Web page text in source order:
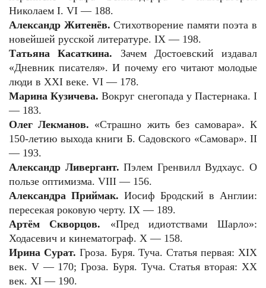
Николаем I. VI — 188.
Александр Житенёв.Стихотворение памяти поэта в
новейшей русской литературе. IX — 198.
Татьяна Касаткина. Зачем Достоевский издавал
«Дневник писателя». И почему его читают молодые
люди в XXI веке. VI — 178.
Марина Кузичева.Вокруг снегопада у Пастернака. I
— 183.
Олег Лекманов. «Страшно жить без самовара». К
150-летию выхода книги Б. Садовского «Самовар». II
— 193.
Александр Ливергант.Пэлем Гренвилл Вудхаус. О
пользе оптимизма. VIII — 156.
Александра Приймак. Иосиф Бродский в Англии:
пересекая роковую черту. IX — 189.
Артём Скворцов. «Пред идиотствами Шарло»:
Ходасевич и кинематограф. X — 158.
Ирина Сурат. Гроза. Буря. Туча. Статья первая: XIX
век. V — 170; Гроза. Буря. Туча. Статья вторая: ХХ
век. XI — 190.